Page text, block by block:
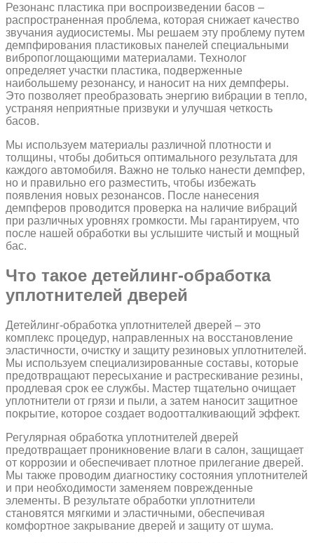
Резонанс пластика при воспроизведении басов –
распространенная проблема, которая снижает качество
звучания аудиосистемы. Мы решаем эту проблему путем
демпфирования пластиковых панелей специальными
вибропоглощающими материалами. Технолог
определяет участки пластика, подверженные
наибольшему резонансу, и наносит на них демпферы.
Это позволяет преобразовать энергию вибрации в тепло,
устраняя неприятные призвуки и улучшая четкость
басов.
Мы используем материалы различной плотности и
толщины, чтобы добиться оптимального результата для
каждого автомобиля. Важно не только нанести демпфер,
но и правильно его разместить, чтобы избежать
появления новых резонансов. После нанесения
демпферов проводится проверка на наличие вибраций
при различных уровнях громкости. Мы гарантируем, что
после нашей обработки вы услышите чистый и мощный
бас.
Что такое детейлинг-обработка
уплотнителей дверей
Детейлинг-обработка уплотнителей дверей – это
комплекс процедур, направленных на восстановление
эластичности, очистку и защиту резиновых уплотнителей.
Мы используем специализированные составы, которые
предотвращают пересыхание и растрескивание резины,
продлевая срок ее службы. Мастер тщательно очищает
уплотнители от грязи и пыли, а затем наносит защитное
покрытие, которое создает водоотталкивающий эффект.
Регулярная обработка уплотнителей дверей
предотвращает проникновение влаги в салон, защищает
от коррозии и обеспечивает плотное прилегание дверей.
Мы также проводим диагностику состояния уплотнителей
и при необходимости заменяем поврежденные
элементы. В результате обработки уплотнители
становятся мягкими и эластичными, обеспечивая
комфортное закрывание дверей и защиту от шума.